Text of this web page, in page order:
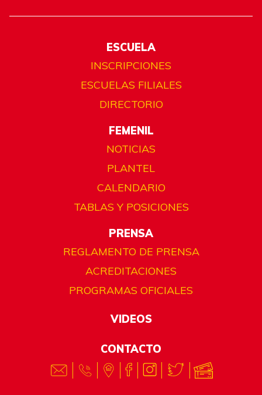
ESCUELA
INSCRIPCIONES
ESCUELAS FILIALES
DIRECTORIO
FEMENIL
NOTICIAS
PLANTEL
CALENDARIO
TABLAS Y POSICIONES
PRENSA
REGLAMENTO DE PRENSA
ACREDITACIONES
PROGRAMAS OFICIALES
VIDEOS
CONTACTO